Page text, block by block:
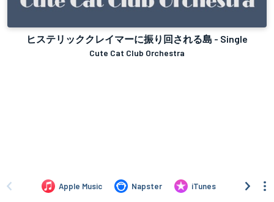
ヒステリッククレイマーに振り回される島 - Single
Cute Cat Club Orchestra
Apple Music Napster iTunes